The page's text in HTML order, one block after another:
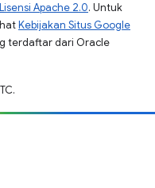
Lisensi Apache 2.0. Untuk
Kebijakan Situs Google
terdaftar dari Oracle